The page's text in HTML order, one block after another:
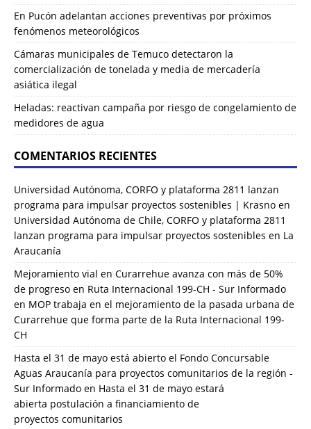
En Pucón adelantan acciones preventivas por próximos
fenómenos meteorológicos
Cámaras municipales de Temuco detectaron la
comercialización de tonelada y media de mercadería
asiática ilegal
Heladas: reactivan campaña por riesgo de congelamiento de
medidores de agua
COMENTARIOS RECIENTES
Universidad Autónoma, CORFO y plataforma 2811 lanzan
programa para impulsar proyectos sostenibles | Krasno en
Universidad Autónoma de Chile, CORFO y plataforma 2811
lanzan programa para impulsar proyectos sostenibles en La
Araucanía
Mejoramiento vial en Curarrehue avanza con más de 50%
de progreso en Ruta Internacional 199-CH - Sur Informado
en MOP trabaja en el mejoramiento de la pasada urbana de
Curarrehue que forma parte de la Ruta Internacional 199-
CH
Hasta el 31 de mayo está abierto el Fondo Concursable
Aguas Araucanía para proyectos comunitarios de la región -
Sur Informado en Hasta el 31 de mayo estará
abierta postulación a financiamiento de
proyectos comunitarios